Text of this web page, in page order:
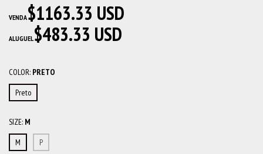
VENDA$1163.33 USD
ALUGUEL$483.33 USD
COLOR: PRETO
Preto
SIZE: M
M
P